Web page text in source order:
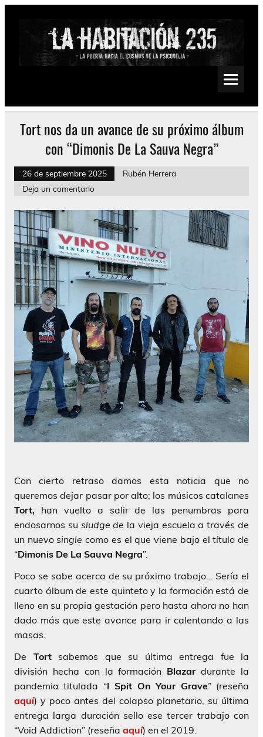
Saltar
Psychedelic, Stoner, Doom, Sludge, Fuzz, Space, Drone
Tort nos da un avance de su próximo álbum
con “Dimonis De La Sauva Negra”
26 de septiembre 2025
Rubén Herrera
Deja un comentario
Con cierto retraso damos esta noticia que no
queremos dejar pasar por alto; los músicos catalanes
Tort, han vuelto a salir de las penumbras para
endosarnos su sludge de la vieja escuela a través de
un nuevosingle como es el que viene bajo el título de
“Dimonis De La Sauva Negra”.
Poco se sabe acerca de su próximo trabajo… Sería el
cuarto álbum de este quinteto y la formación está de
lleno en su propia gestación pero hasta ahora no han
dado más que este avance para ir calentando a las
masas.
De Tortsabemos que su última entrega fue la
división hecha con la formación Blazardurante la
pandemia titulada “I Spit On Your Grave” (reseña
aquí) y poco antes del colapso planetario, su última
entrega larga duración sello ese tercer trabajo con
“Void Addiction” (reseña aquí) en el 2019.